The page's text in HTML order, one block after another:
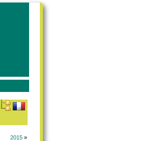
2015 »